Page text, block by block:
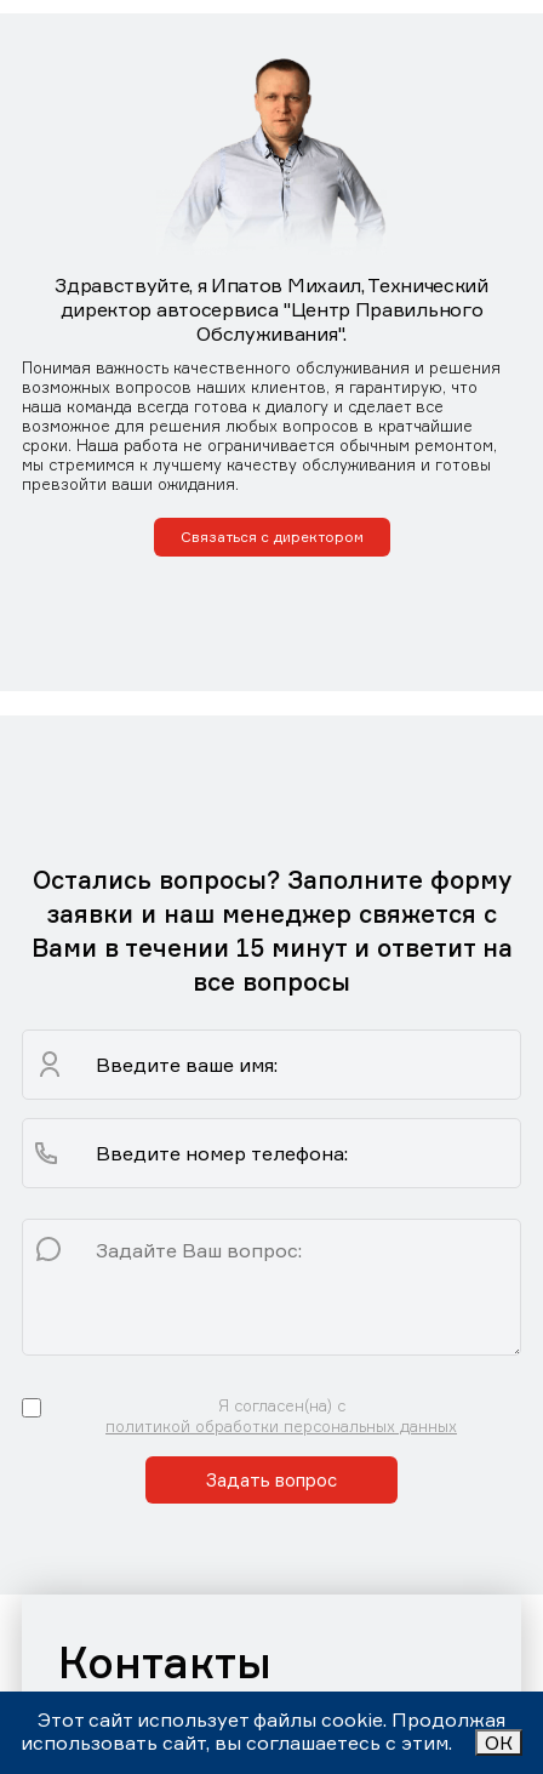
Здравствуйте, я Ипатов Михаил, Технический
директор автосервиса "Центр Правильного
Обслуживания".
Понимая важность качественного обслуживания и решения
возможных вопросов наших клиентов, я гарантирую, что
наша команда всегда готова к диалогу и сделает все
возможное для решения любых вопросов в кратчайшие
сроки. Наша работа не ограничивается обычным ремонтом,
мы стремимся к лучшему качеству обслуживания и готовы
превзойти ваши ожидания.
Связаться с директором
Остались вопросы? Заполните форму
заявки и наш менеджер свяжется с
Вами в течении 15 минут и ответит на
все вопросы
Я согласен(на) с
политикой обработки персональных данных
Задать вопрос
Контакты
Автосервис «Центр Правильного Обслуживания»
Принимаем звонки и заявки с 9:00 до 21:00 Ежедневно
Номер телефона: +7 (343)302-17-80
Этот сайт использует файлы cookie. Продолжая
использовать сайт, вы соглашаетесь с этим.
ОК